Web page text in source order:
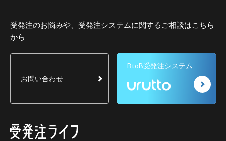
受発注のお悩みや、受発注システムに関するご相談はこちら
から
お問い合わせ
BtoB受発注システム